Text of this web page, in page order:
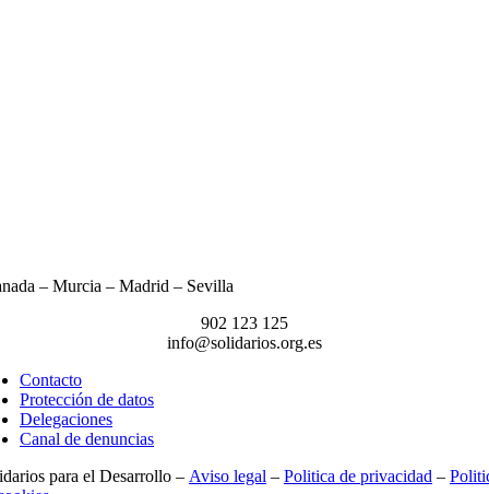
– Murcia – Madrid – Sevilla
902 123 125
info@solidarios.org.es
Contacto
Protección de datos
Delegaciones
Canal de denuncias
para el Desarrollo – Aviso legal – Politica de privacidad –